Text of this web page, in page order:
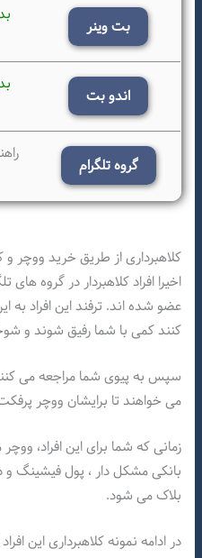
بت وینر
اندو بت
گروه تلگرام
کلاهبرداری از طریق خرید ووچر و
اخیرا افراد کلاهبردار در گروه
عضو شده اند. ترفند این افراد
کنند کمی با شما رفیق شوند و
سپس به پیوی شما مراجعه می
می خواهند تا برایشان ووچر
زمانی که شما برای این افراد،
بانکی مشکل دار ، پول فیشینگ
بلاک می شود.
در ادامه نمونه کلاهبرداری این